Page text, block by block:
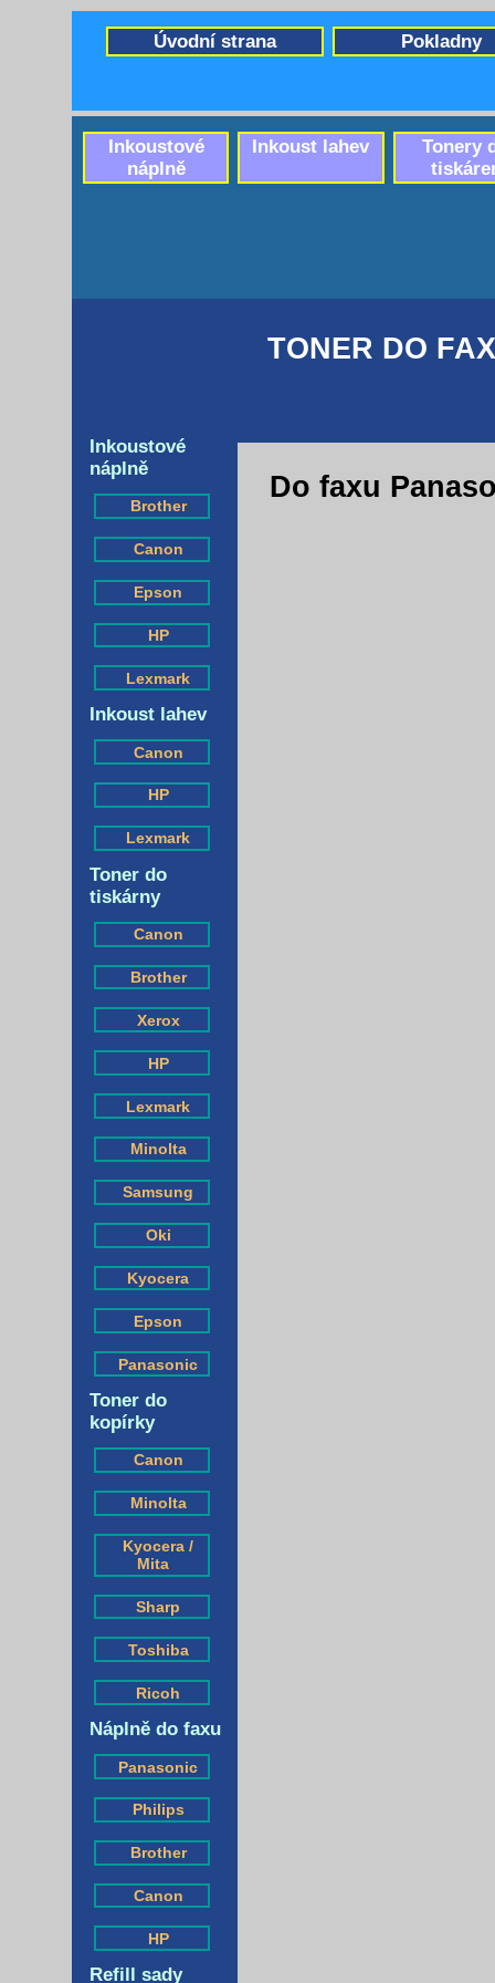
TONER DO
Do faxu
Inkoustové
náplně
Brother
Canon
Epson
HP
Lexmark
Inkoust lahev
Canon
HP
Lexmark
Toner do
tiskárny
Canon
Brother
Xerox
HP
Lexmark
Minolta
Samsung
Oki
Kyocera
Epson
Panasonic
Toner do
kopírky
Canon
Minolta
Kyocera /
Mita
Sharp
Toshiba
Ricoh
Náplně do faxu
Panasonic
Philips
Brother
Canon
HP
Refill sady
Pokladny
Úvodní strana
Tonery
Inkoust lahev
Inkoustové
náplně